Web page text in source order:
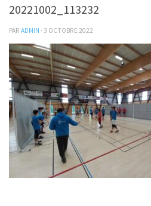
20221002_113232
PAR ADMIN · 3 OCTOBRE 2022